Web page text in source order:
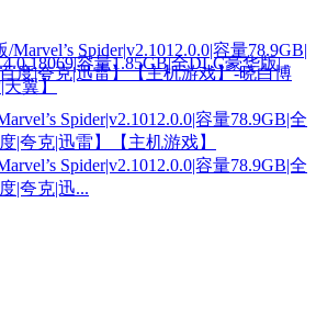
容量1.85GB|全DLC豪华版|
天翼】
Spider|v2.1012.0.0|容量78.9GB|全
|夸克|迅雷】【主机游戏】
Spider|v2.1012.0.0|容量78.9GB|全
|夸克|迅...